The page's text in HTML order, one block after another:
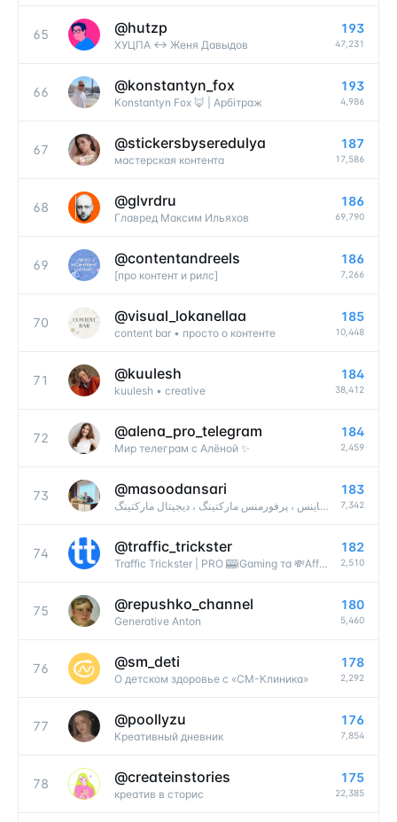
65 @hutzp
ХУЦПА <-> Женя Давыдов
193
47,231
66 @konstantyn_fox
Konstantyn Fox 🦊 | Арбітраж
193
4,986
67 @stickersbyseredulya
мастерская контента
187
17,586
68 @glvrdru
Главред Максим Ильяхов
186
69,790
69 @contentandreels
[про контент и рилс]
186
7,266
70 @visual_lokanellaa
content bar • просто о контенте
185
10,448
71 @kuulesh
kuulesh • creative
184
38,412
72 @alena_pro_telegram
Мир телеграм с Алёной ✨
184
2,459
73 @masoodansari
مسعود انصاری | دیتا ساینس ، پرفورمنس مارکتینگ ، دیجیتال مارکتینگ
183
7,342
74 @traffic_trickster
Traffic Trickster | PRO 🎰iGaming та 💸Affiliate-сферу
182
2,510
75 @repushko_channel
Generative Anton
180
5,460
76 @sm_deti
О детском здоровье с «СМ-Клиника»
178
2,292
77 @poollyzu
Креативный дневник
176
7,854
78 @createinstories
креатив в сторис
175
22,385